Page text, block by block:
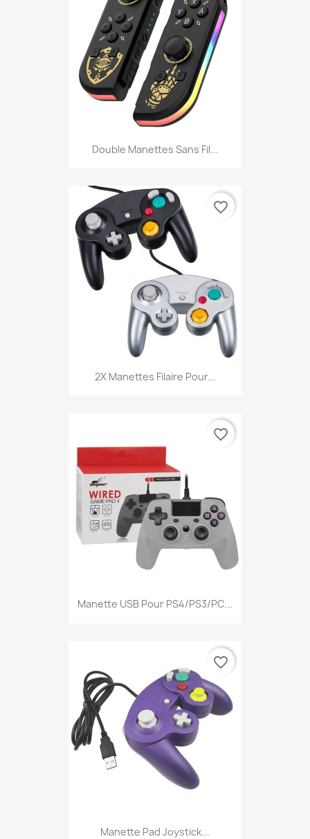
Double Manettes Sans Fil...
2X Manettes Filaire Pour...
favorite_border
Manette USB Pour PS4/PS3/PC...
favorite_border
Manette Pad Joystick...
favorite_border